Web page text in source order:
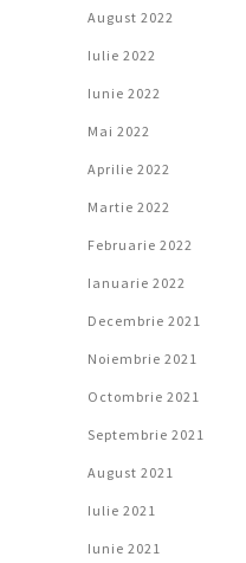
August 2022
Iulie 2022
Iunie 2022
Mai 2022
Aprilie 2022
Martie 2022
Februarie 2022
Ianuarie 2022
Decembrie 2021
Noiembrie 2021
Octombrie 2021
Septembrie 2021
August 2021
Iulie 2021
Iunie 2021